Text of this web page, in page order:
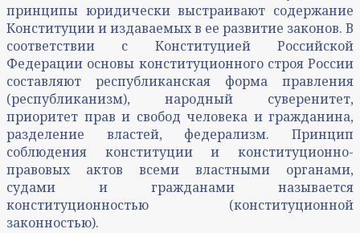
принципы юридически выстраивают содержание
Конституции и издаваемых в ее развитие законов. В
соответствии с Конституцией Российской
Федерации основы конституционного строя России
составляют республиканская форма правления
(республиканизм), народный суверенитет,
приоритет прав и свобод человека и гражданина,
разделение властей, федерализм. Принцип
соблюдения конституции и конституционно-
правовых актов всеми властными органами,
судами и гражданами называется
конституционностью (конституционной
законностью).